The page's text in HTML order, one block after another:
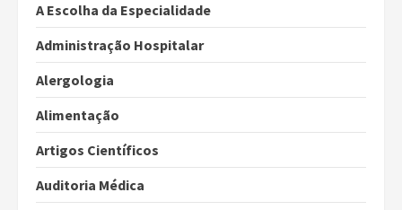
A Escolha da Especialidade
Administração Hospitalar
Alergologia
Alimentação
Artigos Científicos
Auditoria Médica